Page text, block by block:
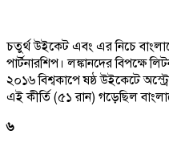
চতুর্থ উইকেট এবং এর নিচে
পার্টনারশিপ। লঙ্কানদের
২০১৬ বিশ্বকাপে ষষ্ঠ উইকেটে
এই কীর্তি (৫১ রান) গড়েছিল
৬